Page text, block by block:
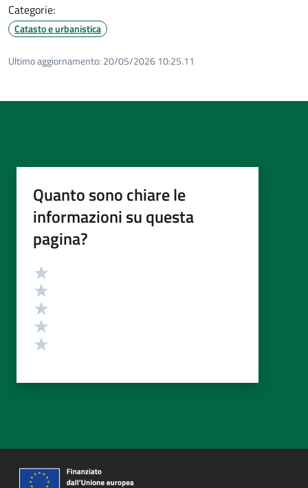
Categorie:
Catasto e urbanistica
Ultimo aggiornamento: 20/05/2026 10:25.11
Quanto sono chiare le
informazioni su questa
pagina?
Valutazione